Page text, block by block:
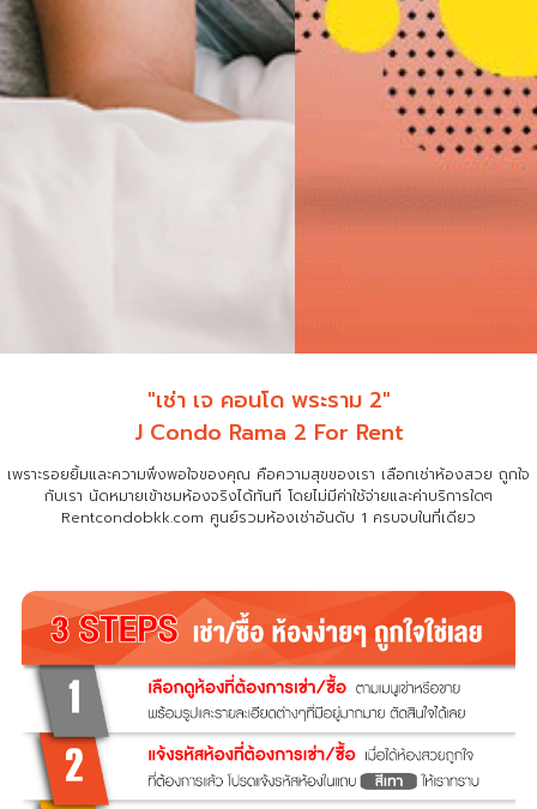
"เช่า เจ คอนโด พระราม 2"
J Condo Rama 2 For Rent
เพราะรอยยิ้มและความพึงพอใจของคุณ คือความสุขของเรา เลือกเช่าห้องสวย ถูกใจ
กับเรา นัดหมายเข้าชมห้องจริงได้ทันที โดยไม่มีค่าใช้จ่ายและค่าบริการใดๆ
Rentcondobkk.com ศูนย์รวมห้องเช่าอันดับ 1 ครบจบในที่เดียว